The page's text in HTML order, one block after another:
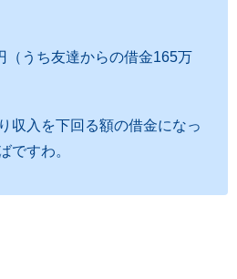
（うち友達からの借金165万
収入を下回る額の借金になっ
ですわ。